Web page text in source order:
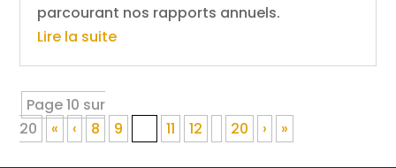
parcourant nos rapports annuels.
Lire la suite
Page 10 sur
20
« ‹ 8 9 11 12 20 › »